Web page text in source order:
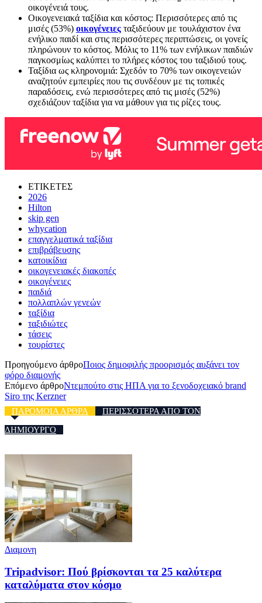
οικογένειά τους.
Οικογενειακά ταξίδια και κόστος: Περισσότερες από τις
μισές (53%) οικογένειες ταξιδεύουν με τουλάχιστον ένα
ενήλικο παιδί και στις περισσότερες περιπτώσεις, οι γονείς
πληρώνουν το κόστος. Μόλις το 11% των ενήλικων παιδιών
παγκοσμίως καλύπτει το πλήρες κόστος του ταξιδιού τους.
Ταξίδια ως κληρονομιά: Σχεδόν το 70% των οικογενειών
αναζητούν εμπειρίες που τις συνδέουν με τις τοπικές
παραδόσεις, ενώ περισσότερες από τις μισές (52%)
σχεδιάζουν ταξίδια για να μάθουν για τις ρίζες τους.
ΕΤΙΚΕΤΕΣ
2026
Hilton
skip gen
whycation
επαγγελματικά ταξίδια
επιβράβευσης
κατοικίδια
οικογενειακές διακοπές
οικογένειες
παιδιά
πολλαπλών γενεών
ταξίδια
ταξιδιώτες
τάσεις
τουρίστες
Προηγούμενο άρθροΠοιος δημοφιλής προορισμός αυξάνει τον
φόρο διαμονής
Επόμενο άρθροΝτεμπούτο στις ΗΠΑ για το ξενοδοχειακό brand
Siro της Kerzner
ΠΑΡΟΜΟΙΑ ΑΡΘΡΑ
ΠΕΡΙΣΣΟΤΕΡΑ ΑΠΟ ΤΟΝ
ΔΗΜΙΟΥΡΓΟ
Διαμονη
Tripadvisor: Πού βρίσκονται τα 25 καλύτερα
καταλύματα στον κόσμο